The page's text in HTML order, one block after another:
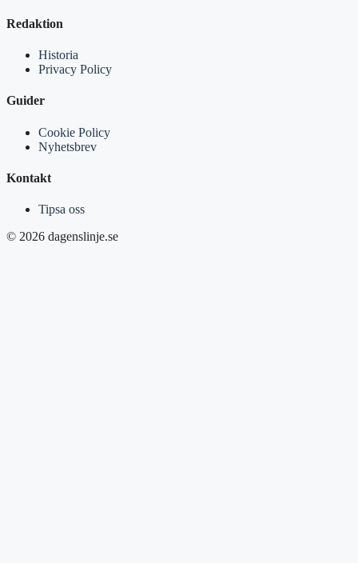
Redaktion
Historia
Privacy Policy
Guider
Cookie Policy
Nyhetsbrev
Kontakt
Tipsa oss
© 2026 dagenslinje.se